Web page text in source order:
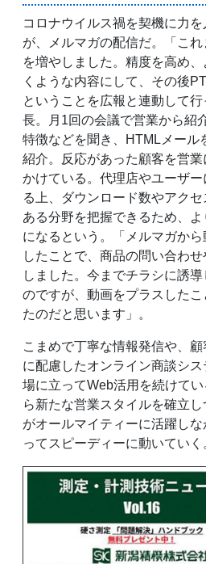
コロナウイルス禍を契機に力
が、メルマガの配信だ。「こ
を増やしました。精度を高め、
くような内容にして、その後
ということを広報と連動して
長。月1回の会議で営業から紹
特徴などを聞き、HTMLメール
紹介。反応があった顧客を営
かけている。代理店やユーザ
る上、ダウンロード数やアク
ある分野を把握できるため、
になるという。「メルマガか
したことで、商品の問い合わ
しました。今までチラシに誘
のですが、動画をプラスした
たのだと思います」。
こまめで丁寧な情報発信や、
に配慮したオンライン商談シ
場に立ってWeb活用を続けて
ら新たな営業スタイルを確立
がオールマイティーに活躍し
ってスピーディーに動いていく